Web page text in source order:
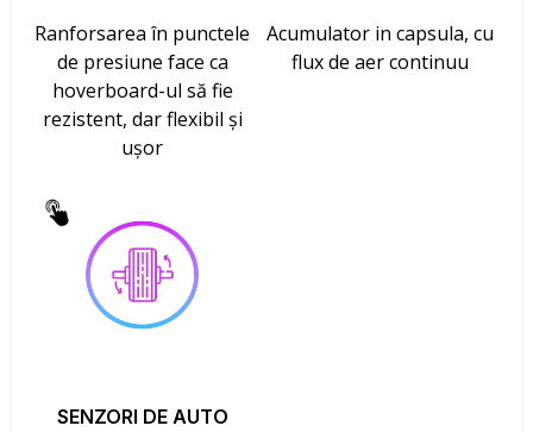
Ranforsarea în punctele
de presiune face ca
hoverboard-ul să fie
rezistent, dar flexibil și
ușor
Acumulator in capsula, cu
flux de aer continuu
SENZORI DE AUTO